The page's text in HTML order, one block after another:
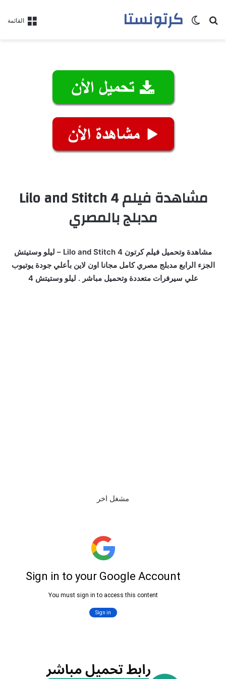
القائمة كرتونستابحث عنالوضع المظلم
مشاهدة فيلم Lilo and Stitch 4
مدبلج بالمصري
مشاهدة وتحميل فيلم كرتون Lilo and Stitch 4 – ليلو وستيتش
الجزء الرابع مدبلج مصري كامل مجانا اون لاين بأعلي جودة يوتيوب
علي سيرفرات متعددة وتحميل مباشر . ليلو وستيتش 4
مشغل اخر